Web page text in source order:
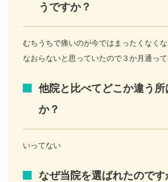
うですか？
むちうちで痛いのが今ではまったくなく
なおらないと思っていたので３か月通っ
他院と比べてどこか違う
か？
いってない
なぜ当院を選ばれたのです